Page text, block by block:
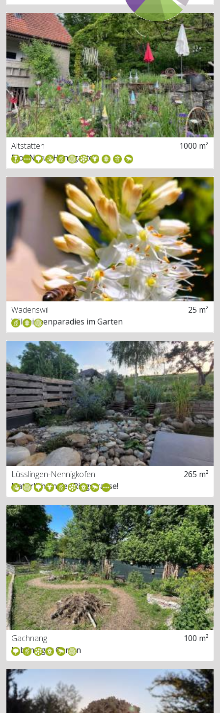
Altstätten
1000 m²
Bio&Natur Hanggarten
Wädenswil
25 m²
Wildbienenparadies im Garten
Lüsslingen-Nennigkofen
265 m²
Natürlich an der Ringstrasse!
Gachnang
100 m²
Lebendiger Garten